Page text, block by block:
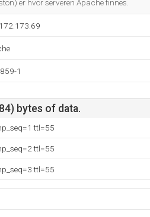
er hvor serveren Apache finnes.
1
bytes of data.
ttl=55
ttl=55
ttl=55